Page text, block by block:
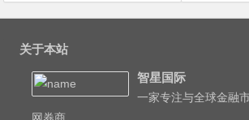
文
关于本站
智星国际
一家专注与全球金融